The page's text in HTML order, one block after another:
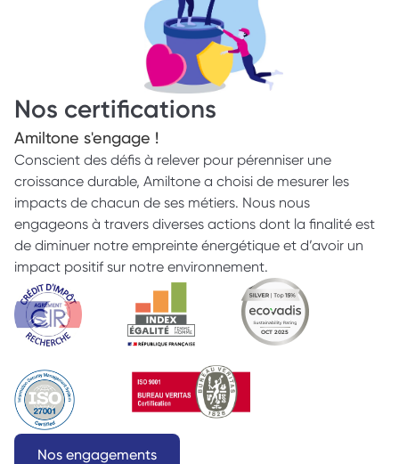
Nos certifications
Amiltone s'engage !
Conscient des défis à relever pour pérenniser une
croissance durable, Amiltone a choisi de mesurer les
impacts de chacun de ses métiers. Nous nous
engageons à travers diverses actions dont la finalité est
de diminuer notre empreinte énergétique et d’avoir un
impact positif sur notre environnement.
Nos engagements